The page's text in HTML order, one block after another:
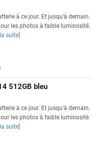
à ce jour. Et jusqu'à demain.
les photos à faible luminosité.
suite]
512GB bleu
à ce jour. Et jusqu'à demain.
les photos à faible luminosité.
suite]